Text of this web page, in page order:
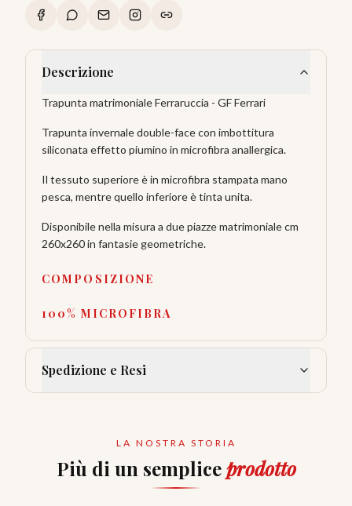
Descrizione
Trapunta matrimoniale Ferraruccia - GF Ferrari
Trapunta invernale double-face con imbottitura
siliconata effetto piumino in microfibra anallergica.
Il tessuto superiore è in microfibra stampata mano
pesca, mentre quello inferiore è tinta unita.
Disponibile nella misura a due piazze matrimoniale cm
260x260 in fantasie geometriche.
COMPOSIZIONE
100% MICROFIBRA
Spedizione e Resi
LA NOSTRA STORIA
Più di un sempliceprodotto